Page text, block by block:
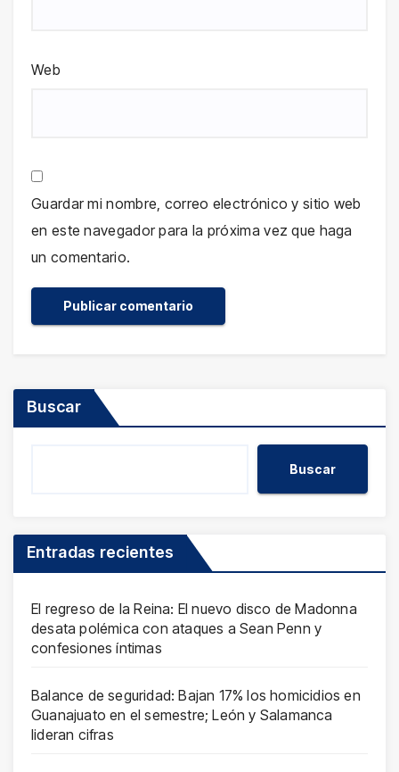
Web
Guardar mi nombre, correo electrónico y sitio web
en este navegador para la próxima vez que haga
un comentario.
Buscar
Buscar
Entradas recientes
El regreso de la Reina: El nuevo disco de Madonna
desata polémica con ataques a Sean Penn y
confesiones íntimas
Balance de seguridad: Bajan 17% los homicidios en
Guanajuato en el semestre; León y Salamanca
lideran cifras